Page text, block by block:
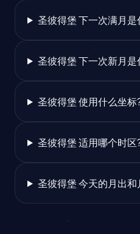
圣彼得堡 下一次满月是
圣彼得堡 下一次新月是
圣彼得堡 使用什么坐标
圣彼得堡 适用哪个时区
圣彼得堡 今天的月出